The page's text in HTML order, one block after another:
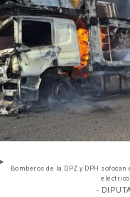
Bomberos de la DPZ y DPH
-